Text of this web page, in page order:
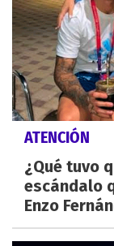
ATENCIÓN
¿Qué tuvo
escándalo
Enzo